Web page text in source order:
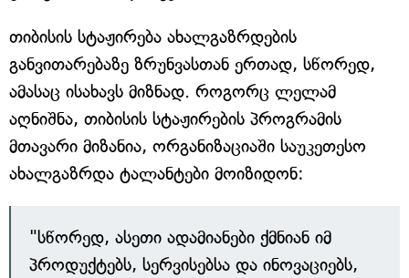
თიბისის სტაჟირება ახალგაზრდების
განვითარებაზე ზრუნვასთან ერთად, სწორედ,
ამასაც ისახავს მიზნად. როგორც ლელამ
აღნიშნა, თიბისის სტაჟირების პროგრამის
მთავარი მიზანია, ორგანიზაციაში საუკეთესო
ახალგაზრდა ტალანტები მოიზიდონ:
"სწორედ, ასეთი ადამიანები ქმნიან იმ
პროდუქტებს, სერვისებსა და ინოვაციებს,